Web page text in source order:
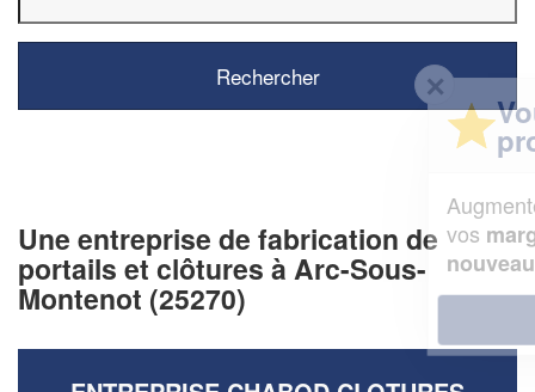
Une entreprise de fabrication de
portails et clôtures à Arc-Sous-
Montenot (25270)
Vous êtes un
chiffre d'affaireset
vosmargestout en gagnant de
nouveaux clients!